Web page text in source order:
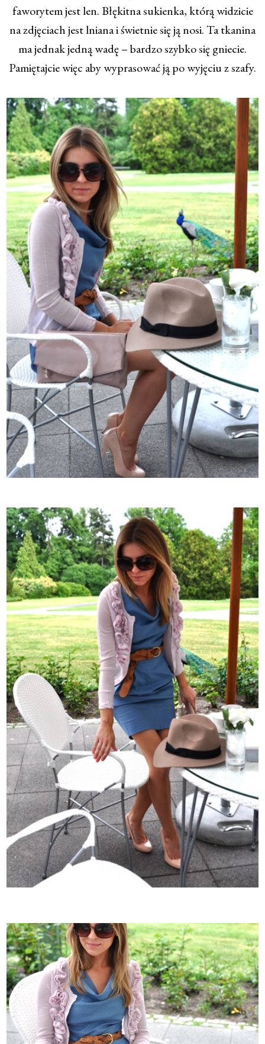
faworytem jest len. Błękitna sukienka, którą widzicie
na zdjęciach jest lniana i świetnie się ją nosi. Ta tkanina
ma jednak jedną wadę – bardzo szybko się gniecie.
Pamiętajcie więc aby wyprasować ją po wyjęciu z szafy.